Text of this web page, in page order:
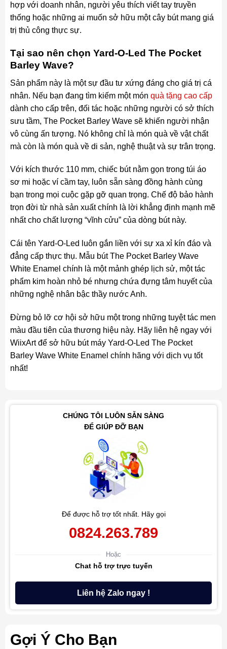
hợp với doanh nhân, người yêu thích viết tay truyền
thống hoặc những ai muốn sở hữu một cây bút mang giá
trị thủ công thực sự.
Tại sao nên chọn Yard-O-Led The Pocket
Barley Wave?
Sản phẩm này là một sự đầu tư xứng đáng cho giá trị cá
nhân. Nếu bạn đang tìm kiếm một món quà tặng cao cấp
dành cho cấp trên, đối tác hoặc những người có sở thích
sưu tầm, The Pocket Barley Wave sẽ khiến người nhận
vô cùng ấn tượng. Nó không chỉ là món quà về vật chất
mà còn là món quà về di sản, nghệ thuật và sự trân trọng.
Với kích thước 110 mm, chiếc bút nằm gọn trong túi áo
sơ mi hoặc ví cầm tay, luôn sẵn sàng đồng hành cùng
bạn trong mọi cuộc gặp gỡ quan trọng. Chế độ bảo hành
trọn đời từ nhà sản xuất chính là lời khẳng định mạnh mẽ
nhất cho chất lượng “vĩnh cửu” của dòng bút này.
Cái tên Yard-O-Led luôn gắn liền với sự xa xỉ kín đáo và
đẳng cấp thực thụ. Mẫu bút The Pocket Barley Wave
White Enamel chính là một mảnh ghép lịch sử, một tác
phẩm kim hoàn nhỏ bé nhưng chứa đựng tâm huyết của
những nghệ nhân bậc thầy nước Anh.
Đừng bỏ lỡ cơ hội sở hữu một trong những tuyệt tác men
màu đầu tiên của thương hiệu này. Hãy liên hệ ngay với
WiixArt để sở hữu bút máy Yard-O-Led The Pocket
Barley Wave White Enamel chính hãng với dịch vụ tốt
nhất!
CHÚNG TÔI LUÔN SẴN SÀNG
ĐỂ GIÚP ĐỠ BẠN
Để được hỗ trợ tốt nhất. Hãy gọi
0824.263.789
Hoặc
Chat hỗ trợ trực tuyến
Liên hệ Zalo ngay !
Gợi Ý Cho Bạn